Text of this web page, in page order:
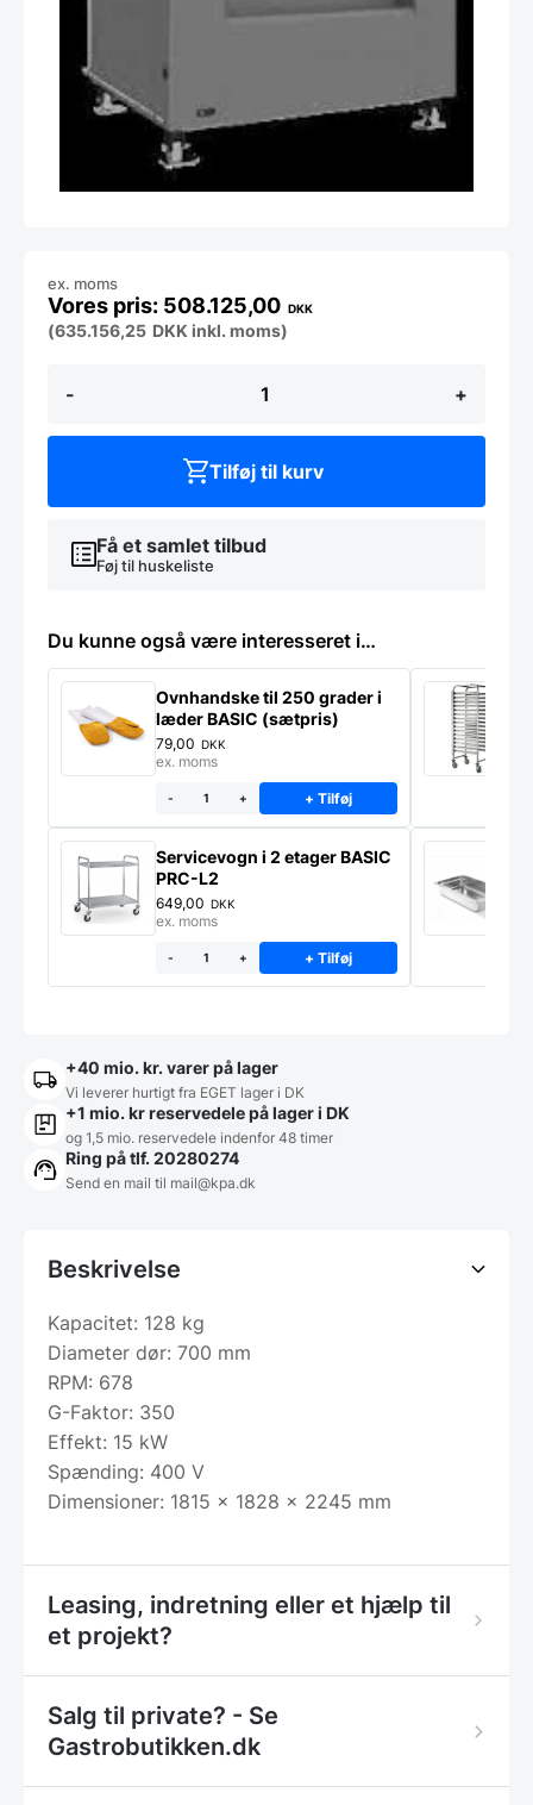
-
120C
HW,
kg
Fagor
antal
+
508.125,00 DKK
ex. moms
(635.156,25 DKK inkl. moms)
Få et samlet tilbud
Føj til huskeliste
Tilføj til kurv
Du kunne også være interesseret i…
Ovnhandske til 250 grader i
læder BASIC (sætpris)
79,00 DKK
ex. moms
- + + Tilføj
Servicevogn i 2 etager BASIC
PRC-L2
649,00 DKK
ex. moms
- + + Tilføj
+40 mio. kr. varer på lager
Vi leverer hurtigt fra EGET lager i DK
+1 mio. kr reservedele på lager i DK
og 1,5 mio. reservedele indenfor 48 timer
Ring på tlf. 20280274
Send en mail til mail@kpa.dk
Beskrivelse
Kapacitet: 128 kg
Diameter dør: 700 mm
RPM: 678
G-Faktor: 350
Effekt: 15 kW
Spænding: 400 V
Dimensioner: 1815 x 1828 x 2245 mm
Leasing, indretning eller et hjælp til
et projekt?
Salg til private? - Se
Gastrobutikken.dk